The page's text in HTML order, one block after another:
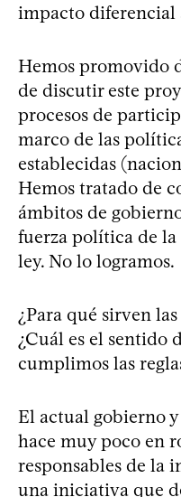
impacto diferencial
Hemos promovido
de discutir este
procesos de
marco de las
establecidas
Hemos tratado de
ámbitos de
fuerza política de
ley. No lo logramos.
¿Para qué sirven
¿Cuál es el sentido
cumplimos las
El actual gobierno
hace muy poco en
responsables de la
una iniciativa que